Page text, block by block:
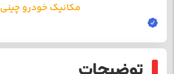
مکانیک خودرو چینی